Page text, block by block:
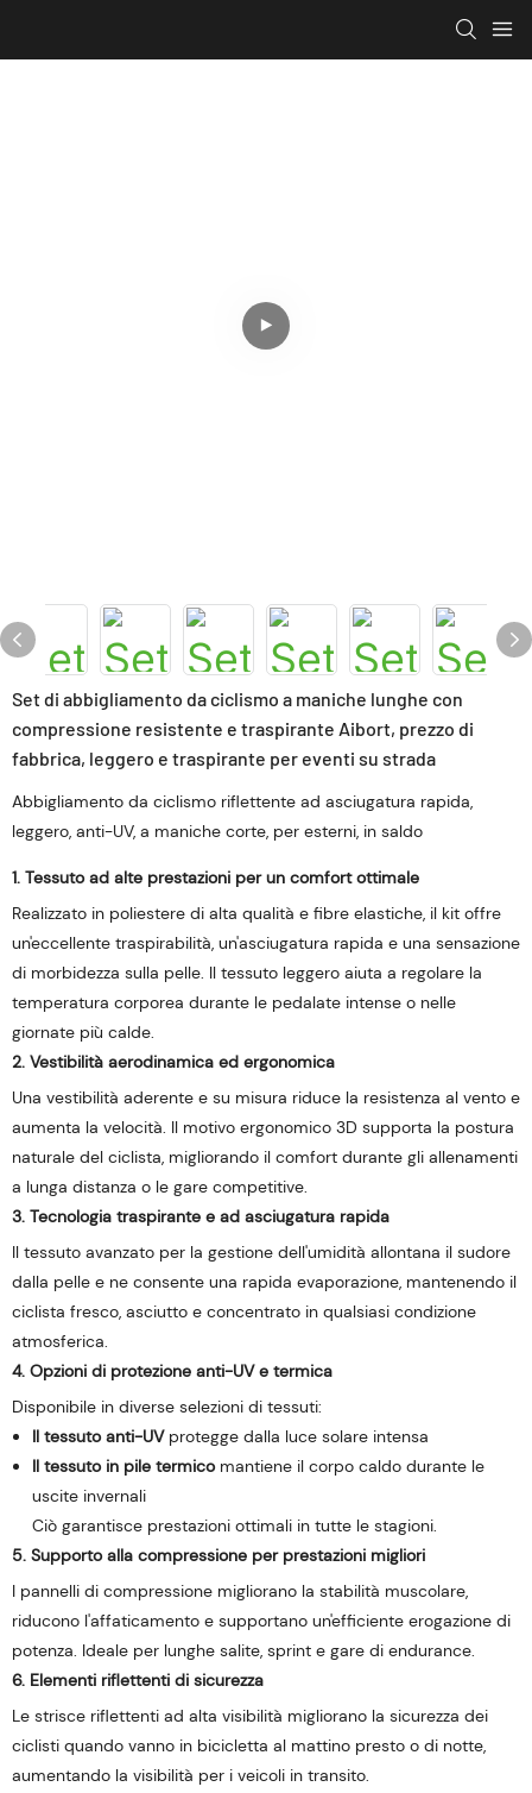
Set di abbigliamento da ciclismo a maniche lunghe con
compressione resistente e traspirante Aibort, prezzo di
fabbrica, leggero e traspirante per eventi su strada
Abbigliamento da ciclismo riflettente ad asciugatura rapida,
leggero, anti-UV, a maniche corte, per esterni, in saldo
1. Tessuto ad alte prestazioni per un comfort ottimale
Realizzato in poliestere di alta qualità e fibre elastiche, il kit offre
un'eccellente traspirabilità, un'asciugatura rapida e una sensazione
di morbidezza sulla pelle. Il tessuto leggero aiuta a regolare la
temperatura corporea durante le pedalate intense o nelle
giornate più calde.
2. Vestibilità aerodinamica ed ergonomica
Una vestibilità aderente e su misura riduce la resistenza al vento e
aumenta la velocità. Il motivo ergonomico 3D supporta la postura
naturale del ciclista, migliorando il comfort durante gli allenamenti
a lunga distanza o le gare competitive.
3. Tecnologia traspirante e ad asciugatura rapida
Il tessuto avanzato per la gestione dell'umidità allontana il sudore
dalla pelle e ne consente una rapida evaporazione, mantenendo il
ciclista fresco, asciutto e concentrato in qualsiasi condizione
atmosferica.
4. Opzioni di protezione anti-UV e termica
Disponibile in diverse selezioni di tessuti:
Il tessuto anti-UVprotegge dalla luce solare intensa
Il tessuto in pile termicomantiene il corpo caldo durante le
uscite invernali
Ciò garantisce prestazioni ottimali in tutte le stagioni.
5. Supporto alla compressione per prestazioni migliori
I pannelli di compressione migliorano la stabilità muscolare,
riducono l'affaticamento e supportano un'efficiente erogazione di
potenza. Ideale per lunghe salite, sprint e gare di endurance.
6. Elementi riflettenti di sicurezza
Le strisce riflettenti ad alta visibilità migliorano la sicurezza dei
ciclisti quando vanno in bicicletta al mattino presto o di notte,
aumentando la visibilità per i veicoli in transito.